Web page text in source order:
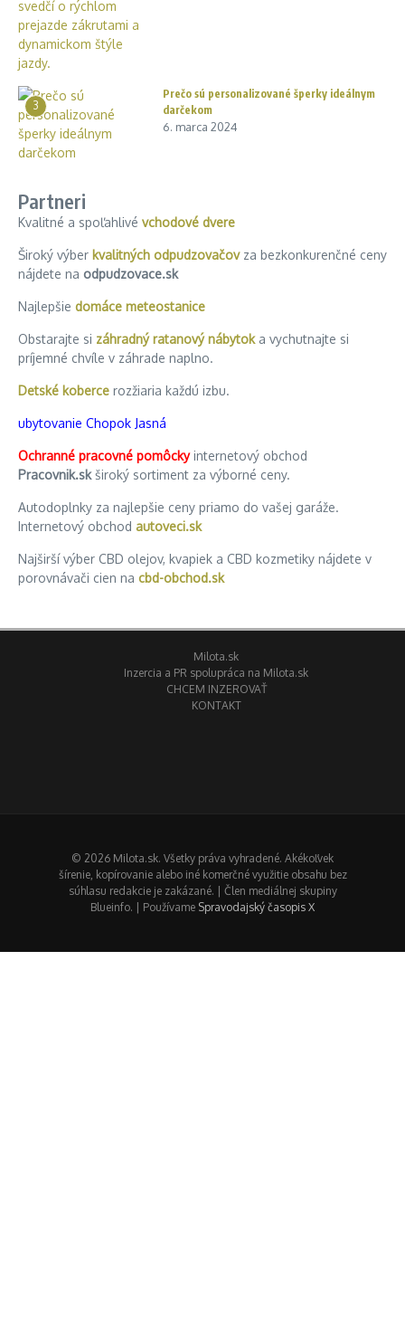
3
Prečo sú personalizované šperky ideálnym
darčekom
6. marca 2024
Partneri
Kvalitné a spoľahlivé vchodové dvere
Široký výber kvalitných odpudzovačovza bezkonkurenčné ceny
nájdete na odpudzovace.sk
Najlepšie domáce meteostanice
Obstarajte si záhradný ratanový nábytoka vychutnajte si
príjemné chvíle v záhrade naplno.
Detské koberce rozžiaria každú izbu.
ubytovanie Chopok Jasná
Ochranné pracovné pomôckyinternetový obchod
Pracovnik.skširoký sortiment za výborné ceny.
Autodoplnky za najlepšie ceny priamo do vašej garáže.
Internetový obchod autoveci.sk
Najširší výber CBD olejov, kvapiek a CBD kozmetiky nájdete v
porovnávači cien na cbd-obchod.sk
Milota.sk
Inzercia a PR spolupráca na Milota.sk
CHCEM INZEROVAŤ
KONTAKT
© 2026 Milota.sk. Všetky práva vyhradené. Akékoľvek
šírenie, kopírovanie alebo iné komerčné využitie obsahu bez
súhlasu redakcie je zakázané. | Člen mediálnej skupiny
Blueinfo. | Používame Spravodajský časopis X